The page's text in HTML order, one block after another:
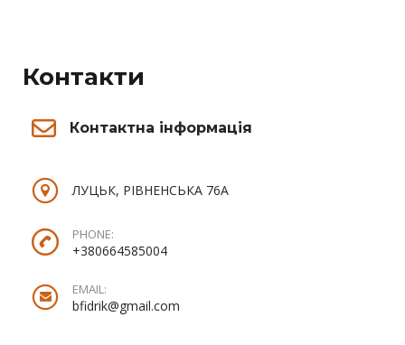
Контакти
Контактна інформація
ЛУЦЬК, РІВНЕНСЬКА 76А
PHONE:
+380664585004
EMAIL:
bfidrik@gmail.com